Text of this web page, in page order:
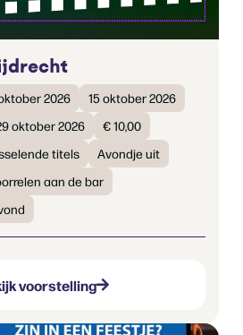
2026
15 oktober 2026
oktober 2026
€ 10,00
titels
Avondje uit
aan de bar
voorstelling